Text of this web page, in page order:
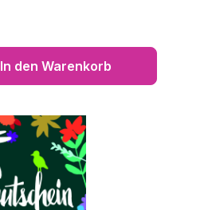
In den Warenkorb